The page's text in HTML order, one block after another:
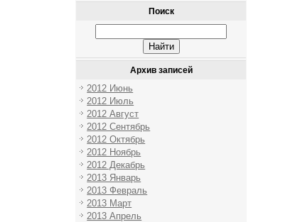
Поиск
Архив записей
2012 Июнь
2012 Июль
2012 Август
2012 Сентябрь
2012 Октябрь
2012 Ноябрь
2012 Декабрь
2013 Январь
2013 Февраль
2013 Март
2013 Апрель